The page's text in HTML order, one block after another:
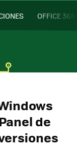
OFFICE 365
de